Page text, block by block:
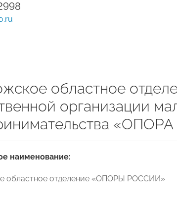
областное
организации
наименование:
областное отделение «ОПОРЫ РОССИИ»